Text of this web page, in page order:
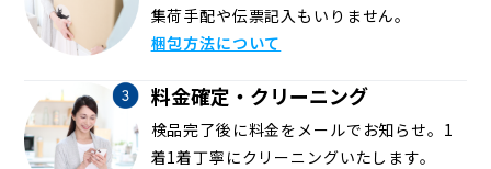
集荷手配や伝票記入もいりません。
梱包方法について
料金確定・クリーニング
検品完了後に料金をメールでお知らせ。1
着1着丁寧にクリーニングいたします。